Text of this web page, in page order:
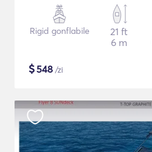
Rigid gonflabile
21 ft
6 m
$548 /zi